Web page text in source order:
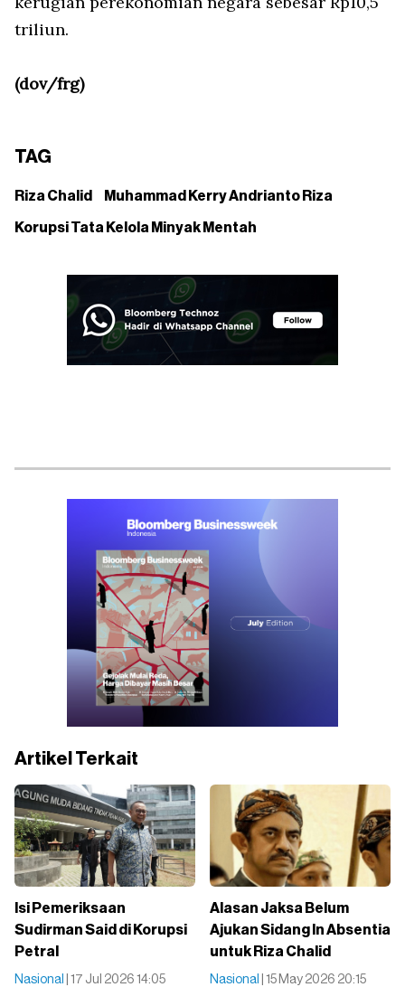
triliun.
(dov/frg)
TAG
Riza Chalid Muhammad Kerry Andrianto Riza
Korupsi Tata Kelola Minyak Mentah
Artikel Terkait
Isi Pemeriksaan
Sudirman Said di Korupsi
Petral
Nasional | 17 Jul 2026 14:05
Alasan Jaksa Belum
Ajukan Sidang In Absentia
untuk Riza Chalid
Nasional | 15 May 2026 20:15